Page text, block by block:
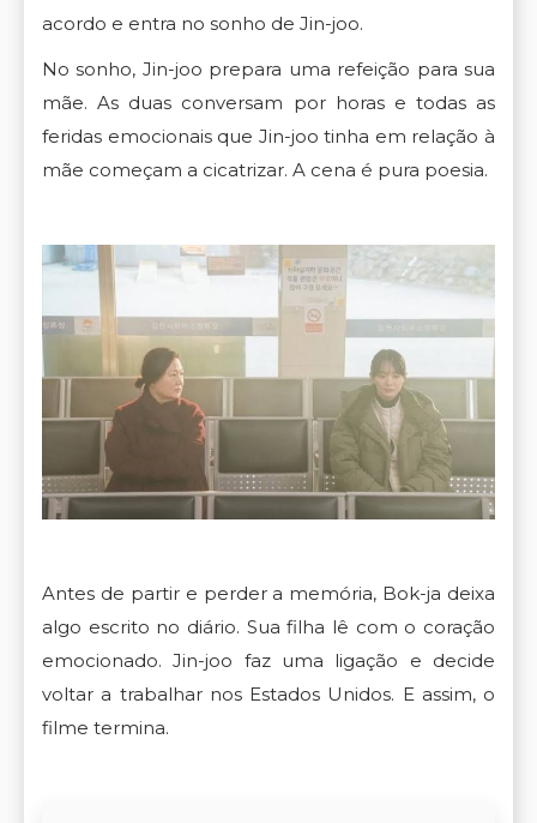
acordo e entra no sonho de Jin-joo.
No sonho, Jin-joo prepara uma refeição para sua
mãe. As duas conversam por horas e todas as
feridas emocionais que Jin-joo tinha em relação à
mãe começam a cicatrizar. A cena é pura poesia.
Antes de partir e perder a memória, Bok-ja deixa
algo escrito no diário. Sua filha lê com o coração
emocionado. Jin-joo faz uma ligação e decide
voltar a trabalhar nos Estados Unidos. E assim, o
filme termina.